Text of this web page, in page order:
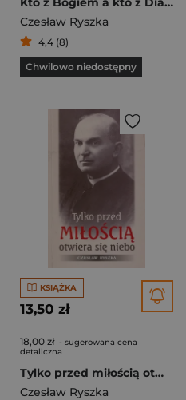
Czesław Ryszka
4,4 (8)
Chwilowo niedostępny
KSIĄŻKA
13,50 zł
18,00 zł - sugerowana cena
detaliczna
Tylko przed miłością otwiera się niebo
Czesław Ryszka